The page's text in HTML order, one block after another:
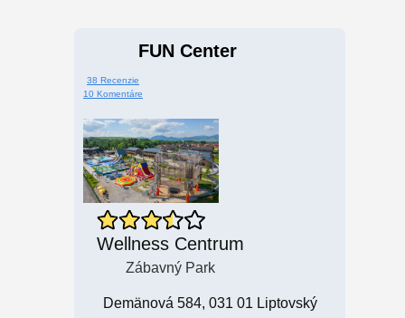
FUN Center
38 Recenzie
10 Komentáre
Wellness Centrum
Zábavný Park
Demänová 584, 031 01 Liptovský